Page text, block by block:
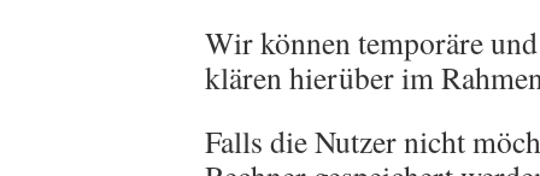
Wir können temporäre
klären hierüber im
Falls die Nutzer nicht